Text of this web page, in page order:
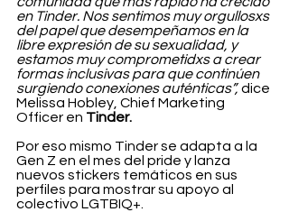
en Tinder. Nos sentimos muy orgullosxs
del papel que desempeñamos en la
libre expresión de su sexualidad, y
estamos muy comprometidxs a crear
formas inclusivas para que continúen
surgiendo conexiones auténticas”, dice
Melissa Hobley, Chief Marketing
Officer en Tinder.
Por eso mismo Tinder se adapta a la
Gen Z en el mes del pride y lanza
nuevos stickers temáticos en sus
perfiles para mostrar su apoyo al
colectivo LGTBIQ+.